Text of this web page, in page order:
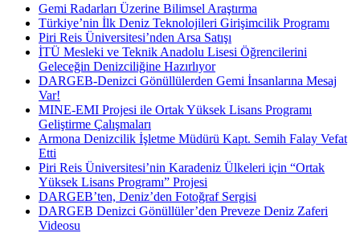
Gemi Radarları Üzerine Bilimsel Araştırma
Türkiye’nin İlk Deniz Teknolojileri Girişimcilik Programı
Piri Reis Üniversitesi’nden Arsa Satışı
İTÜ Mesleki ve Teknik Anadolu Lisesi Öğrencilerini
Geleceğin Denizciliğine Hazırlıyor
DARGEB-Denizci Gönüllülerden Gemi İnsanlarına Mesaj
Var!
MINE-EMI Projesi ile Ortak Yüksek Lisans Programı
Geliştirme Çalışmaları
Armona Denizcilik İşletme Müdürü Kapt. Semih Falay Vefat
Etti
Piri Reis Üniversitesi’nin Karadeniz Ülkeleri için “Ortak
Yüksek Lisans Programı” Projesi
DARGEB’ten, Deniz’den Fotoğraf Sergisi
DARGEB Denizci Gönüllüler’den Preveze Deniz Zaferi
Videosu